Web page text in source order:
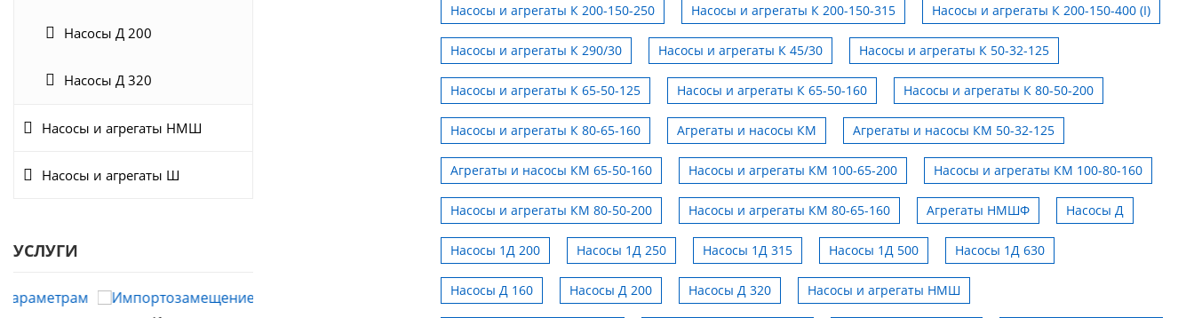
Насосы Д 200
Насосы Д 320
Насосы и агрегаты НМШ
Насосы и агрегаты Ш
УСЛУГИ
Насосы и агрегаты К 200-150-250 Насосы и агрегаты К 200-150-315 Насосы и агрегаты К 200-150-400 (I)
Насосы и агрегаты К 290/30 Насосы и агрегаты К 45/30 Насосы и агрегаты К 50-32-125
Насосы и агрегаты К 65-50-125 Насосы и агрегаты К 65-50-160 Насосы и агрегаты К 80-50-200
Насосы и агрегаты К 80-65-160 Агрегаты и насосы КМ Агрегаты и насосы КМ 50-32-125
Агрегаты и насосы КМ 65-50-160 Насосы и агрегаты КМ 100-65-200 Насосы и агрегаты КМ 100-80-160
Насосы и агрегаты КМ 80-50-200 Насосы и агрегаты КМ 80-65-160 Агрегаты НМШФ Насосы Д
Насосы 1Д 200 Насосы 1Д 250 Насосы 1Д 315 Насосы 1Д 500 Насосы 1Д 630
Насосы Д 160 Насосы Д 200 Насосы Д 320 Насосы и агрегаты НМШ